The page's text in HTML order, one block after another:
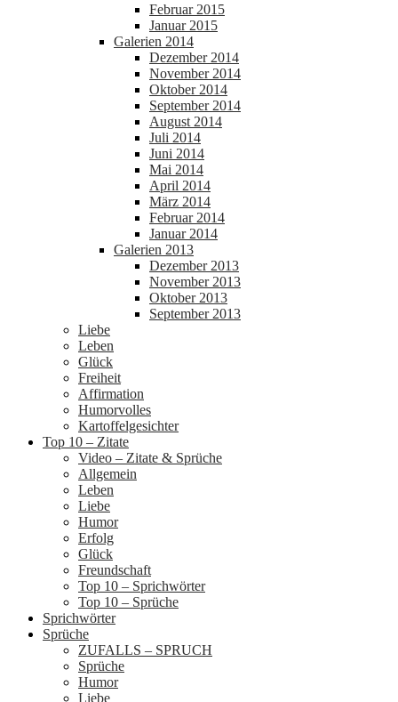
Februar 2015
Januar 2015
Galerien 2014
Dezember 2014
November 2014
Oktober 2014
September 2014
August 2014
Juli 2014
Juni 2014
Mai 2014
April 2014
März 2014
Februar 2014
Januar 2014
Galerien 2013
Dezember 2013
November 2013
Oktober 2013
September 2013
Liebe
Leben
Glück
Freiheit
Affirmation
Humorvolles
Kartoffelgesichter
Top 10 – Zitate
Video – Zitate & Sprüche
Allgemein
Leben
Liebe
Humor
Erfolg
Glück
Freundschaft
Top 10 – Sprichwörter
Top 10 – Sprüche
Sprichwörter
Sprüche
ZUFALLS – SPRUCH
Sprüche
Humor
Liebe